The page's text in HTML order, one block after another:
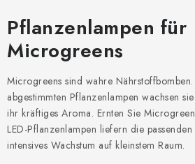
LED PFLANZENLAMPEN
ANBAUBEDARF FÜR DEN HEIMANBAU
AQUARISTIK
MICROGREENS
Pflanzenlampen für
Microgreens
Microgreens sind wahre
abgestimmten Pflanzenlampen wachsen
ihr kräftiges Aroma. Ernten Sie
LED-Pflanzenlampen liefern die
intensives Wachstum auf kleinstem Raum.